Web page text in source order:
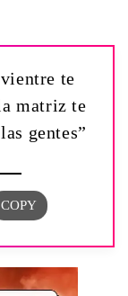
te
matriz te
gentes”